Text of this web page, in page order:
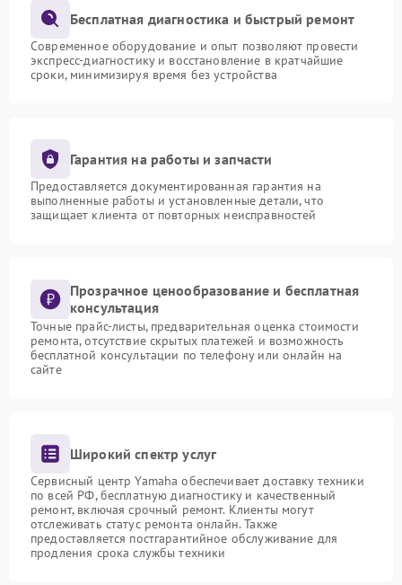
Бесплатная диагностика и быстрый ремонт
Современное оборудование и опыт позволяют провести
экспресс-диагностику и восстановление в кратчайшие
сроки, минимизируя время без устройства
Гарантия на работы и запчасти
Предоставляется документированная гарантия на
выполненные работы и установленные детали, что
защищает клиента от повторных неисправностей
Прозрачное ценообразование и бесплатная
консультация
Точные прайс-листы, предварительная оценка стоимости
ремонта, отсутствие скрытых платежей и возможность
бесплатной консультации по телефону или онлайн на
сайте
Широкий спектр услуг
Сервисный центр Yamaha обеспечивает доставку техники
по всей РФ, бесплатную диагностику и качественный
ремонт, включая срочный ремонт. Клиенты могут
отслеживать статус ремонта онлайн. Также
предоставляется постгарантийное обслуживание для
продления срока службы техники